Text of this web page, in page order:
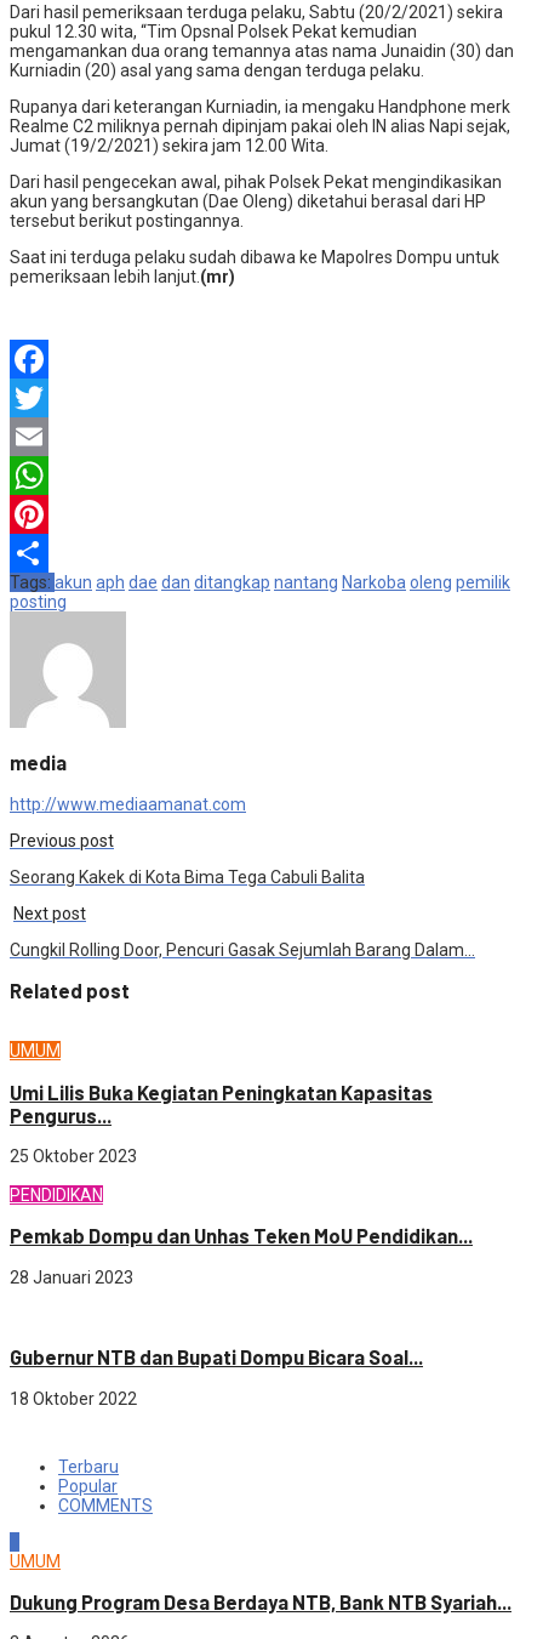
Dari hasil pemeriksaan terduga pelaku, Sabtu (20/2/2021) sekira
pukul 12.30 wita, “Tim Opsnal Polsek Pekat kemudian
mengamankan dua orang temannya atas nama Junaidin (30) dan
Kurniadin (20) asal yang sama dengan terduga pelaku.
Rupanya dari keterangan Kurniadin, ia mengaku Handphone merk
Realme C2 miliknya pernah dipinjam pakai oleh IN alias Napi sejak,
Jumat (19/2/2021) sekira jam 12.00 Wita.
Dari hasil pengecekan awal, pihak Polsek Pekat mengindikasikan
akun yang bersangkutan (Dae Oleng) diketahui berasal dari HP
tersebut berikut postingannya.
Saat ini terduga pelaku sudah dibawa ke Mapolres Dompu untuk
pemeriksaan lebih lanjut. (mr)
Facebook
Twitter
Email
WhatsApp
Pinterest
Share
Tags: akun aph dae dan ditangkap nantang Narkoba oleng pemilik
posting
media
http://www.mediaamanat.com
Previous post
Seorang Kakek di Kota Bima Tega Cabuli Balita
Next post
Cungkil Rolling Door, Pencuri Gasak Sejumlah Barang Dalam…
Related post
UMUM
Umi Lilis Buka Kegiatan Peningkatan Kapasitas
Pengurus...
25 Oktober 2023
PENDIDIKAN
Pemkab Dompu dan Unhas Teken MoU Pendidikan...
28 Januari 2023
Gubernur NTB dan Bupati Dompu Bicara Soal...
18 Oktober 2022
Terbaru
Popular
COMMENTS
UMUM
Dukung Program Desa Berdaya NTB, Bank NTB Syariah...